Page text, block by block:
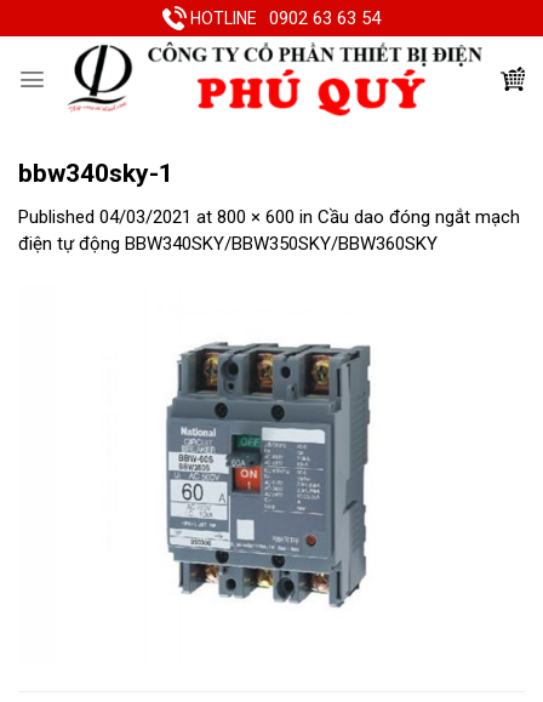
to
HOTLINE 0902 63 63 54
bbw340sky-1
Published 04/03/2021 at 800 × 600 in Cầu dao đóng ngắt mạch
điện tự động BBW340SKY/BBW350SKY/BBW360SKY